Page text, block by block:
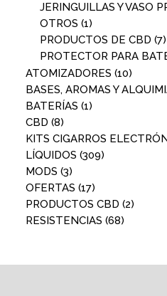
JERINGUILLAS Y VASO
OTROS (1)
PRODUCTOS DE CBD (7)
PROTECTOR PARA
ATOMIZADORES (10)
BASES, AROMAS Y
BATERÍAS (1)
CBD (8)
KITS CIGARROS
LÍQUIDOS (309)
MODS (3)
OFERTAS (17)
PRODUCTOS CBD (2)
RESISTENCIAS (68)